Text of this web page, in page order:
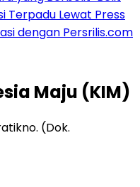
Terpadu Lewat Press
dengan Persrilis.com
Maju (KIM)